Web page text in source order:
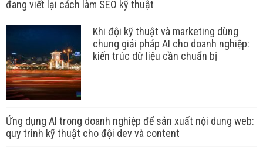
đang viết lại cách làm SEO kỹ thuật
Khi đội kỹ thuật và marketing dùng
chung giải pháp AI cho doanh nghiệp:
kiến trúc dữ liệu cần chuẩn bị
Ứng dụng AI trong doanh nghiệp để sản xuất nội dung web:
quy trình kỹ thuật cho đội dev và content